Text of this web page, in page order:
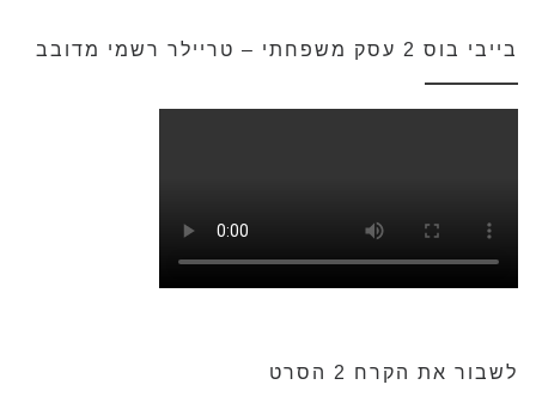
בייבי בוס 2 עסק משפחתי – טריילר רשמי מדובב
לשבור את הקרח 2 הסרט